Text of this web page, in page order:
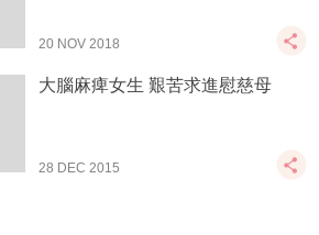
20 NOV 2018
大腦麻痺女生 艱苦求進慰慈母
28 DEC 2015